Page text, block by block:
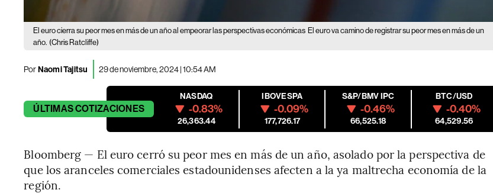
El euro cierra su peor mes en más de un año al empeorar las perspectivas económicas El euro va camino de registrar su peor mes en más de un
año. (Chris Ratcliffe)
PorNaomi Tajitsu 29 de noviembre, 2024 | 10:54 AM
ÚLTIMASCOTIZACIONES
NASDAQ
-0.83%
26,363.44
IBOVESPA
-0.09%
177,726.17
S&P/BMV IPC
-0.46%
66,525.18
BTC/USD
-0.40%
64,529.56
Bloomberg — El euro cerró su peor mes en más de un año, asolado por la perspectiva de
que los aranceles comerciales estadounidenses afecten a la ya maltrecha economía de la
región.